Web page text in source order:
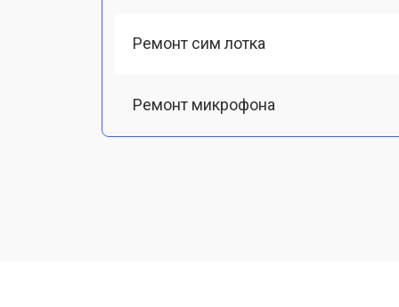
Ремонт сим лотка
Ремонт микрофона